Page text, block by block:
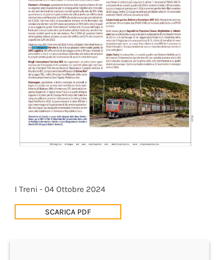
I Treni - 04 Ottobre 2024
SCARICA PDF